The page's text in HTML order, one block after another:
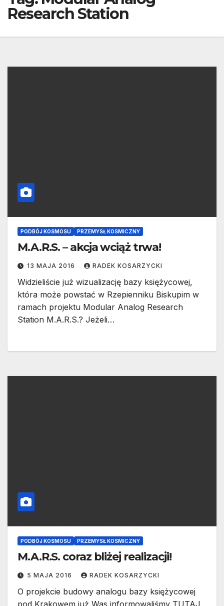
Research Station
PODBÓJ KOSMOSU PRZEMYSŁ KOSMICZNY
M.A.R.S. – akcja wciąż trwa!
13 MAJA 2016 RADEK KOSARZYCKI
Widzieliście już wizualizację bazy księżycowej,
która może powstać w Rzepienniku Biskupim w
ramach projektu Modular Analog Research
Station M.A.R.S.? Jeżeli…
PODBÓJ KOSMOSU PRZEMYSŁ KOSMICZNY
M.A.R.S. coraz bliżej realizacji!
5 MAJA 2016 RADEK KOSARZYCKI
O projekcie budowy analogu bazy księżycowej